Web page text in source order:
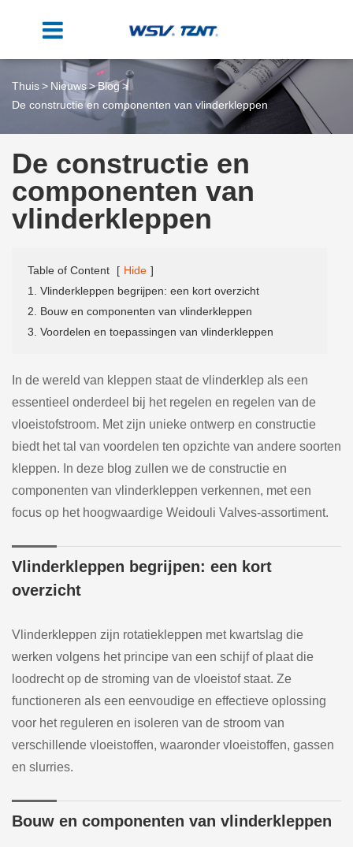
Thuis Nieuws
Blog
De constructie en componenten van vlinderkleppen
De constructie en
componenten van
vlinderkleppen
Table of Content [ Hide ]
1. Vlinderkleppen begrijpen: een kort overzicht
2. Bouw en componenten van vlinderkleppen
3. Voordelen en toepassingen van vlinderkleppen
In de wereld van kleppen staat de vlinderklep als een
essentieel onderdeel bij het regelen en regelen van de
vloeistofstroom. Met zijn unieke ontwerp en constructie
biedt het tal van voordelen ten opzichte van andere soorten
kleppen. In deze blog zullen we de constructie en
componenten van vlinderkleppen verkennen, met een
focus op het hoogwaardige Weidouli Valves-assortiment.
Vlinderkleppen begrijpen: een kort
overzicht
Vlinderkleppen zijn rotatiekleppen met kwartslag die
werken volgens het principe van een schijf of plaat die
loodrecht op de stroming van de vloeistof staat. Ze
functioneren als een eenvoudige en effectieve oplossing
voor het reguleren en isoleren van de stroom van
verschillende vloeistoffen, waaronder vloeistoffen, gassen
en slurries.
Bouw en componenten van vlinderkleppen